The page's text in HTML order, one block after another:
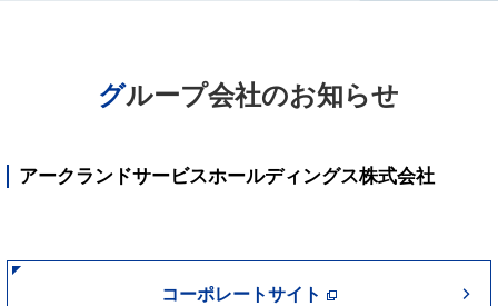
グループ会社のお知らせ
アークランドサービスホールディングス株式会社
コーポレートサイト